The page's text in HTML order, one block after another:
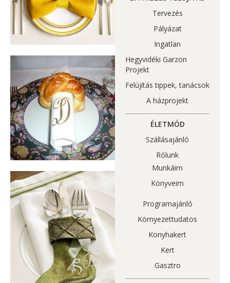
Tervezés
Pályázat
Ingatlan
Hegyvidéki Garzon
Projekt
Felújítás tippek, tanácsok
A házprojekt
ÉLETMÓD
Szállásajánló
Rólunk
Munkáim
Könyveim
Programajánló
Környezettudatos
Konyhakert
Kert
Gasztro